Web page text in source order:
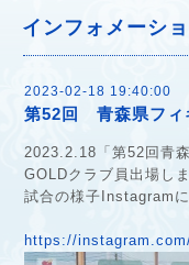
インフォメーシ
2023-02-18 19:40:00
第52回 青森県フィ
2023.2.18「第52回青
GOLDクラブ員出場しま
試合の様子Instagram
https://